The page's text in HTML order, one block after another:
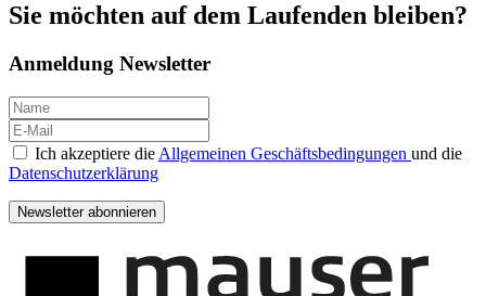
Sie möchten auf dem Laufenden bleiben?
Anmeldung Newsletter
Ich akzeptiere die Allgemeinen Geschäftsbedingungen und die
Datenschutzerklärung
Newsletter abonnieren